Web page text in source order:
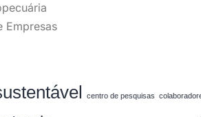
Empresas
centro de pesquisas